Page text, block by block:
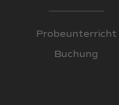
Probeunterricht
Buchung